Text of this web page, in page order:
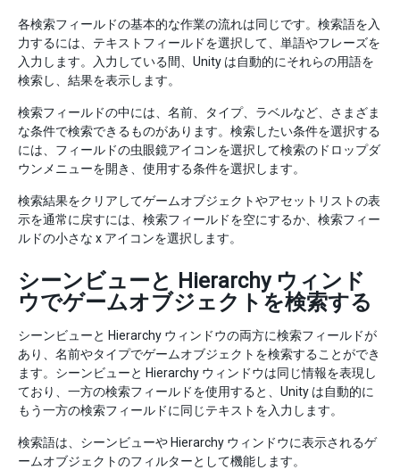
各検索フィールドの基本的な作業の流れは同じです。検索語を入
力するには、テキストフィールドを選択して、単語やフレーズを
入力します。入力している間、Unity は自動的にそれらの用語を
検索し、結果を表示します。
検索フィールドの中には、名前、タイプ、ラベルなど、さまざま
な条件で検索できるものがあります。検索したい条件を選択する
には、フィールドの虫眼鏡アイコンを選択して検索のドロップダ
ウンメニューを開き、使用する条件を選択します。
検索結果をクリアしてゲームオブジェクトやアセットリストの表
示を通常に戻すには、検索フィールドを空にするか、検索フィー
ルドの小さな x アイコンを選択します。
シーンビューと Hierarchy ウィンド
ウでゲームオブジェクトを検索する
シーンビューと Hierarchy ウィンドウの両方に検索フィールドが
あり、名前やタイプでゲームオブジェクトを検索することができ
ます。シーンビューと Hierarchy ウィンドウは同じ情報を表現し
ており、一方の検索フィールドを使用すると、Unity は自動的に
もう一方の検索フィールドに同じテキストを入力します。
検索語は、シーンビューや Hierarchy ウィンドウに表示されるゲ
ームオブジェクトのフィルターとして機能します。